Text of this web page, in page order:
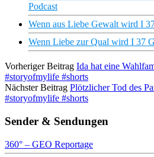
Podcast
Wenn aus Liebe Gewalt wird I
Wenn Liebe zur Qual wird I 37
Vorheriger Beitrag Ida hat eine
#storyofmylife #shorts
Nächster Beitrag Plötzlicher Tod des
#storyofmylife #shorts
Sender & Sendungen
360° – GEO Reportage